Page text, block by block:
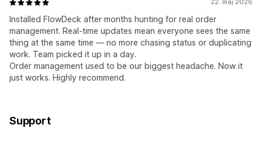
22. maj 2026
Installed FlowDeck after months hunting for real order
management. Real-time updates mean everyone sees the same
thing at the same time — no more chasing status or duplicating
work. Team picked it up in a day.
Order management used to be our biggest headache. Now it
just works. Highly recommend.
Support